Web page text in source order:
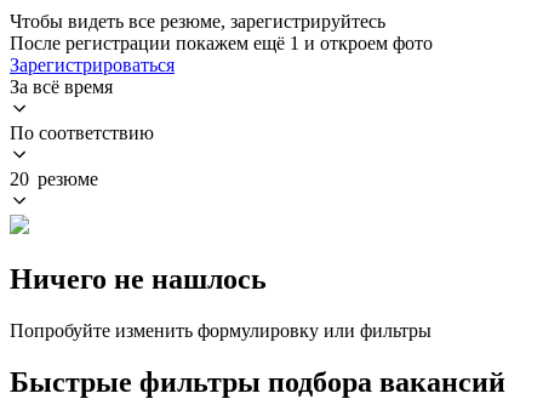
Чтобы видеть все резюме, зарегистрируйтесь
После регистрации покажем ещё 1 и откроем фото
Зарегистрироваться
За всё время
По соответствию
20 резюме
Ничего не нашлось
Попробуйте изменить формулировку или фильтры
Быстрые фильтры подбора вакансий